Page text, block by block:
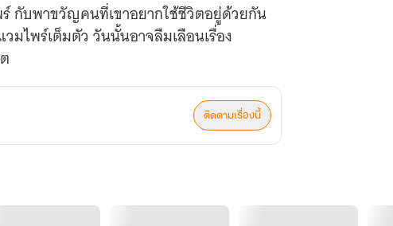
กับพาขวัญคนที่เขาอยากใช้ชีวิตอยู่ด้วยกัน
มไพร์เต็มตัว วันนั้นอาจลืมเลือนเรื่อง
ติดตามเรื่องนี้